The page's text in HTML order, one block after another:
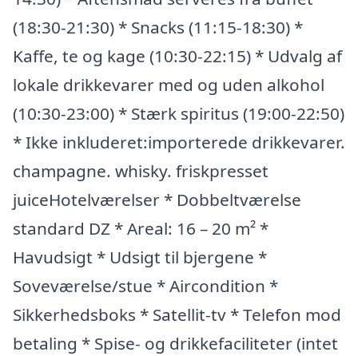
(18:30-21:30) * Snacks (11:15-18:30) *
Kaffe, te og kage (10:30-22:15) * Udvalg af
lokale drikkevarer med og uden alkohol
(10:30-23:00) * Stærk spiritus (19:00-22:50)
* Ikke inkluderet:importerede drikkevarer.
champagne. whisky. friskpresset
juiceHotelværelser * Dobbeltværelse
standard DZ * Areal: 16 – 20 m² *
Havudsigt * Udsigt til bjergene *
Soveværelse/stue * Aircondition *
Sikkerhedsboks * Satellit-tv * Telefon mod
betaling * Spise- og drikkefaciliteter (intet